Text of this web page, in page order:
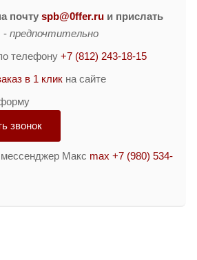
почту spb@0ffer.ru и прислать
- предпочтительно
телефону +7 (812) 243-18-15
в 1 клик на сайте
звонок
мессенджер Макс max +7 (980) 534-